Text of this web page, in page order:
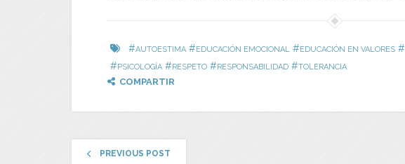
#AUTOESTIMA #EDUCACIÓN EMOCIONAL #EDUCACIÓN EN VALORES #
#PSICOLOGÍA #RESPETO #RESPONSABILIDAD #TOLERANCIA
COMPARTIR
PREVIOUS POST